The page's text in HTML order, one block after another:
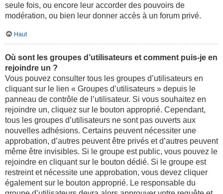
seule fois, ou encore leur accorder des pouvoirs de
modération, ou bien leur donner accès à un forum privé.
Haut
Où sont les groupes d’utilisateurs et comment puis-je en
rejoindre un ?
Vous pouvez consulter tous les groupes d’utilisateurs en
cliquant sur le lien « Groupes d’utilisateurs » depuis le
panneau de contrôle de l’utilisateur. Si vous souhaitez en
rejoindre un, cliquez sur le bouton approprié. Cependant,
tous les groupes d’utilisateurs ne sont pas ouverts aux
nouvelles adhésions. Certains peuvent nécessiter une
approbation, d’autres peuvent être privés et d’autres peuvent
même être invisibles. Si le groupe est public, vous pouvez le
rejoindre en cliquant sur le bouton dédié. Si le groupe est
restreint et nécessite une approbation, vous devez cliquer
également sur le bouton approprié. Le responsable du